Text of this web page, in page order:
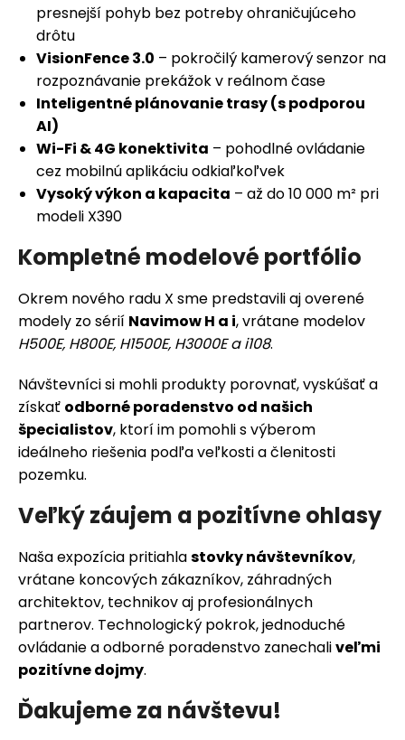
presnejší pohyb bez potreby ohraničujúceho
drôtu
VisionFence 3.0 – pokročilý kamerový senzor na
rozpoznávanie prekážok v reálnom čase
Inteligentné plánovanie trasy (s podporou
AI)
Wi-Fi & 4G konektivita – pohodlné ovládanie
cez mobilnú aplikáciu odkiaľkoľvek
Vysoký výkon a kapacita – až do 10 000 m² pri
modeli X390
Kompletné modelové portfólio
Okrem nového radu X sme predstavili aj overené
modely zo sérií Navimow H a i, vrátane modelov
H500E, H800E, H1500E, H3000E a i108.
Návštevníci si mohli produkty porovnať, vyskúšať a
získať odborné poradenstvo od našich
špecialistov, ktorí im pomohli s výberom
ideálneho riešenia podľa veľkosti a členitosti
pozemku.
Veľký záujem a pozitívne ohlasy
Naša expozícia pritiahlastovky návštevníkov,
vrátane koncových zákazníkov, záhradných
architektov, technikov aj profesionálnych
partnerov. Technologický pokrok, jednoduché
ovládanie a odborné poradenstvo zanechaliveľmi
pozitívne dojmy.
Ďakujeme za návštevu!